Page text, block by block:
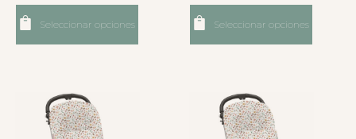
Seleccionar opciones Seleccionar opciones